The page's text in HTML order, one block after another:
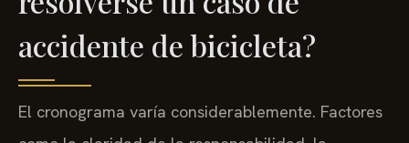
accidente de bicicleta?
El cronograma varía considerablemente. Factores